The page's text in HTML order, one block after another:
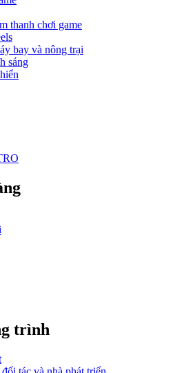
thanh chơi game
bay và nông trại
sáng
trình